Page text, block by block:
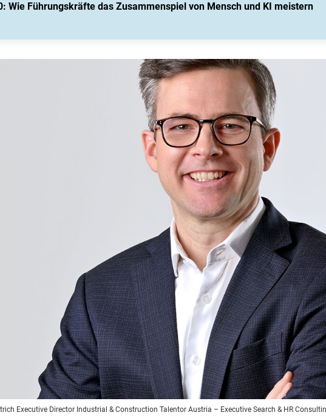
Wie Führungskräfte das Zusammenspiel von Mensch und KI meistern
Executive Director Industrial & Construction Talentor Austria – Executive Search & HR